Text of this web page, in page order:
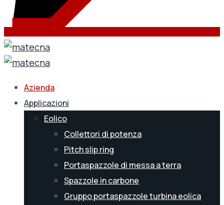
Azienda
Applicazioni
Eolico
Collettori di potenza
Pitch slip ring
Portaspazzole di messa a terra
Spazzole in carbone
Gruppo portaspazzole turbina eolica